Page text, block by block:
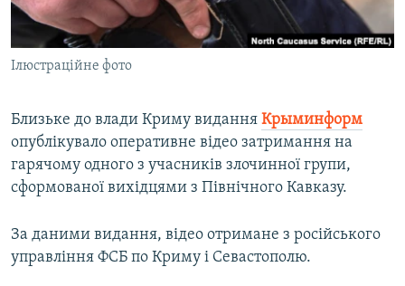
СВІДЧЕННЯ ОКУПАЦІЇ
УКРАЇНСЬКА ПРОБЛЕМА КРИМУ
ІНФОГРАФІКА
Qırımtatar
ДОЛУЧАЙСЯ!
Усі сайти RFE/RL
Ілюстраційне фото
Близьке до влади Криму видання Крыминформ
опублікувало оперативне відео затримання на
гарячому одного з учасників злочинної групи,
сформованої вихідцями з Північного Кавказу.
За даними видання, відео отримане з російського
управління ФСБ по Криму і Севастополю.